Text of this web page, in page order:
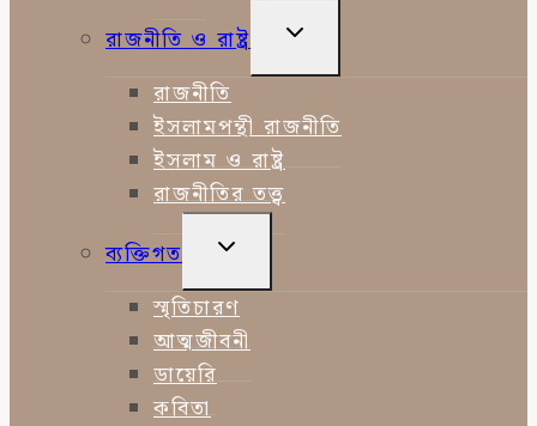
রাজনীতি ও রাষ্ট্র
TOGGLE
রাজনীতি
ইসলামপন্থী রাজনীতি
ইসলাম ও রাষ্ট্র
রাজনীতির তত্ত্ব
ব্যক্তিগত
TOGGLE
MENU
স্মৃতিচারণ
আত্মজীবনী
ডায়েরি
কবিতা